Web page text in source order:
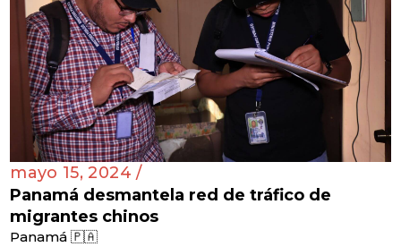
mayo 15, 2024 /
Panamá desmantela red de tráfico de
migrantes chinos
Panamá 🇵🇦